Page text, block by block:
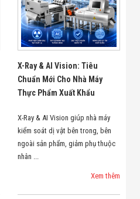
X-Ray & AI Vision: Tiêu
Chuẩn Mới Cho Nhà Máy
Thực Phẩm Xuất Khẩu
X-Ray & AI Vision giúp nhà máy
kiểm soát dị vật bên trong, bên
ngoài sản phẩm, giảm phụ thuộc
nhân ...
Xem thêm